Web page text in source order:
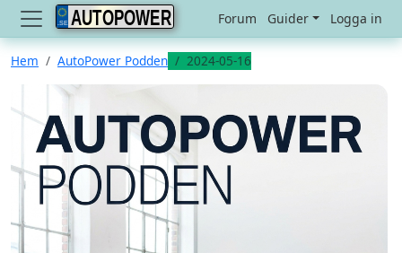
AUTOPOWER Forum Guider Logga in
Hem AutoPower Podden 2024-05-16